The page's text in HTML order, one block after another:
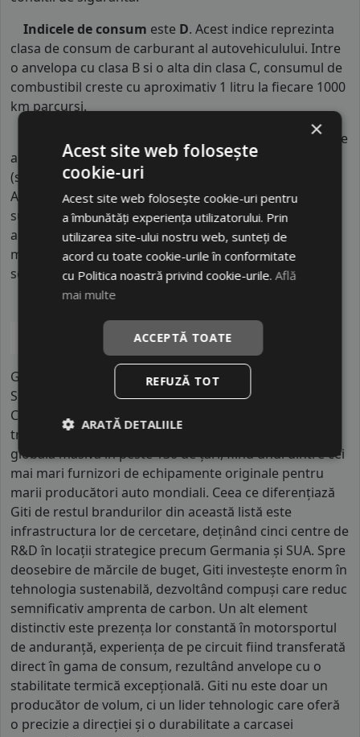
Indicele de consum este D. Acest indice reprezinta
clasa de consum de carburant al autovehiculului. Intre
o anvelopa cu clasa B si o alta din clasa C, consumul de
combustibil creste cu aproximativ 1 litru la fiecare 1000
km parcursi.
. Acest tip de
anvelope va avea o distanta de franare pe carosabil ud
(strat de apa intre 0.5 mm si 1.5 mm) cu 4 anvelope cu
ABS ruland cu 80 km/h, mai mare decat clasele
superioare. Intre o anvelopa din clasa de franare A si
alta din clasa E este o diferenta de aproximativ 18
metri, contribuind astfel, la o siguranta mai mare a
soferului si participantilor din trafic.
Giti este un colos al industriei de anvelope, cu sediul în
Singapore, operând facilități de producție gigantice în
China, Indonezia și Statele Unite, unde activează peste
treizeci de mii de angajați. Brandul are o prezență
globală masivă în peste 130 de țări, fiind unul dintre cei
mai mari furnizori de echipamente originale pentru
marii producători auto mondiali. Ceea ce diferențiază
Giti de restul brandurilor din această listă este
infrastructura lor de cercetare, deținând cinci centre de
R&D în locații strategice precum Germania și SUA. Spre
deosebire de mărcile de buget, Giti investește enorm în
tehnologia sustenabilă, dezvoltând compuși care reduc
semnificativ amprenta de carbon. Un alt element
distinctiv este prezența lor constantă în motorsportul
de anduranță, experiența de pe circuit fiind transferată
direct în gama de consum, rezultând anvelope cu o
stabilitate termică excepțională. Giti nu este doar un
producător de volum, ci un lider tehnologic care oferă
o precizie a direcției și o durabilitate a carcasei
×
Acest site web folosește
cookie-uri
Acest site web folosește cookie-uri pentru
a îmbunătăți experiența utilizatorului. Prin
utilizarea site-ului nostru web, sunteți de
acord cu toate cookie-urile în conformitate
cu Politica noastră privind cookie-urile.Află
mai multe
ACCEPTĂ TOATE
REFUZĂ TOT
ARATĂ DETALIILE